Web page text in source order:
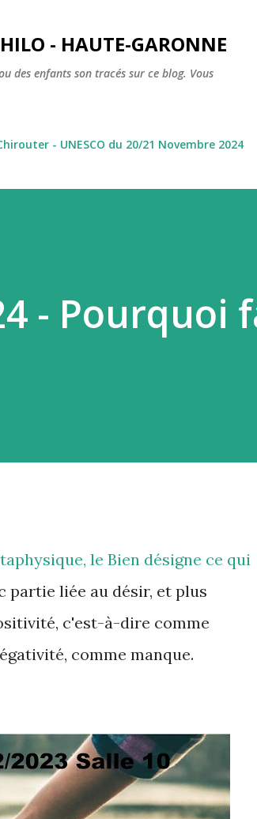
- HAUTE-GARONNE
des enfants son tracés sur ce blog. Vous
- UNESCO du 20/21 Novembre 2024
- Pourquoi
le Bien désigne ce qui
partie liée au désir, et plus
c'est-à-dire comme
comme manque.